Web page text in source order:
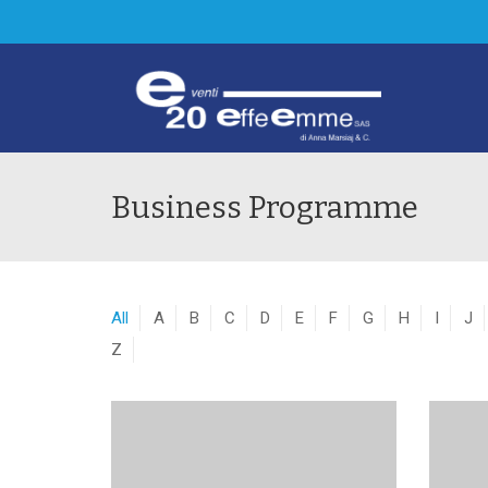
Business Programme
All A B C D E F G H I J
Z